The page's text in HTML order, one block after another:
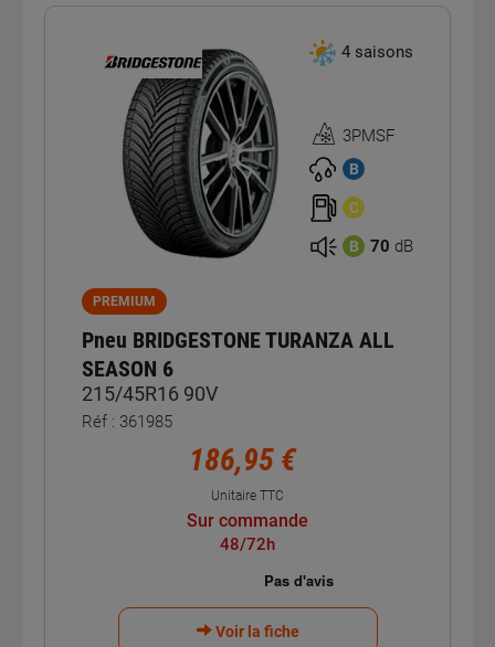
4 saisons
Homologation
3PMSF
3PMSF
B
C
B 70 dB
PREMIUM
Pneu BRIDGESTONE TURANZA ALL
SEASON 6
215/45R16 90V
Réf : 361985
186,95 €
Unitaire TTC
Sur commande
48/72h
Voir la fiche